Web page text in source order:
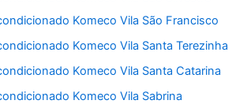
Komeco Vila São Francisco
Komeco Vila Santa Terezinha
Komeco Vila Santa Catarina
Komeco Vila Sabrina